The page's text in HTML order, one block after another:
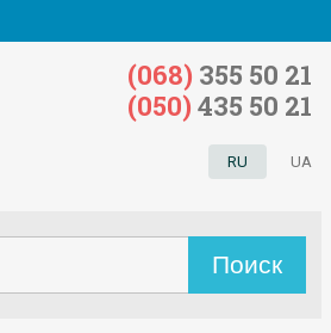
RU UA
(068) 355 50 21
(050) 435 50 21